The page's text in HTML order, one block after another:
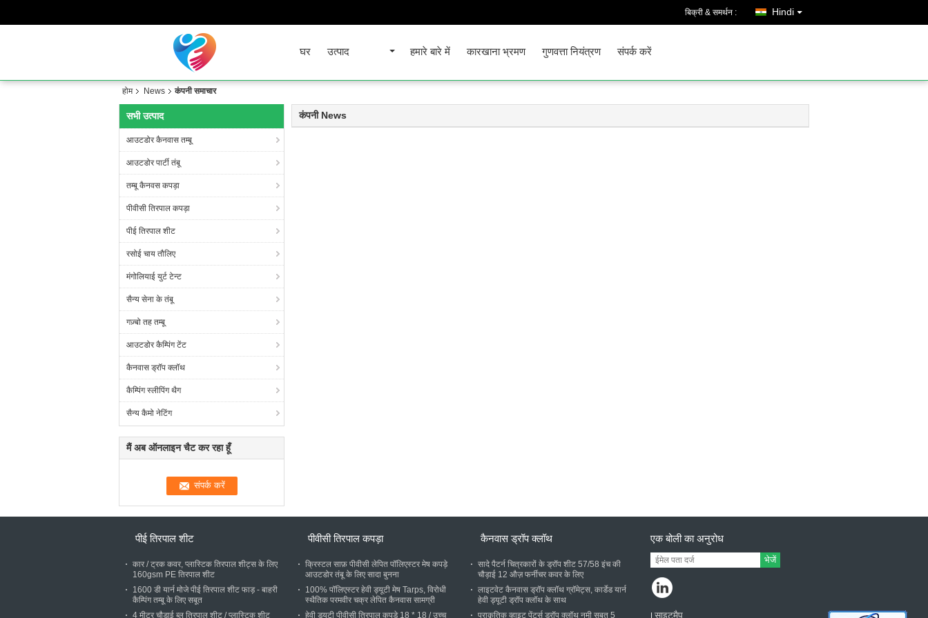
बिक्री & समर्थन : Hindi
घर उत्पाद हमारे बारे में कारखाना भ्रमण गुणवत्ता नियंत्रण संपर्क करें
होम News कंपनी समाचार
सभी उत्पाद
आउटडोर कैनवास तम्बू
आउटडोर पार्टी तंबू
तम्बू कैनवस कपड़ा
पीवीसी तिरपाल कपड़ा
पीई तिरपाल शीट
रसोई चाय तौलिए
मंगोलियाई युर्ट टेन्ट
सैन्य सेना के तंबू
गज़्बो तह तम्बू
आउटडोर कैम्पिंग टेंट
कैनवास ड्रॉप क्लॉथ
कैम्पिंग स्लीपिंग थैग
सैन्य कैमो नेटिंग
मैं अब ऑनलाइन चैट कर रहा हूँ
कंपनी News
पीई तिरपाल शीट
कार / ट्रक कवर, प्लास्टिक तिरपाल शीट्स के लिए
160gsm PE तिरपाल शीट
1600 डी यार्न मोजे पीई तिरपाल शीट फाड़ - बाहरी
कैम्पिंग तम्बू के लिए सबूत
4 मीटर चौड़ाई ब्लू तिरपाल शीट / प्लास्टिक शीट
पीवीसी तिरपाल कपड़ा
क्रिस्टल साफ़ पीवीसी लेपित पॉलिएस्टर मेष कपड़े
आउटडोर तंबू के लिए सादा बुनना
100% पॉलिएस्टर हेवी ड्यूटी मेष Tarps, विरोधी
स्थैतिक परमवीर चक्र लेपित कैनवास सामग्री
हेवी ड्यूटी पीवीसी तिरपाल कपड़े 18 * 18 / उच्च
कैनवास ड्रॉप क्लॉथ
सादे पैटर्न चित्रकारों के ड्रॉप शीट 57/58 इंच की
चौड़ाई 12 औज़ फर्नीचर कवर के लिए
लाइटवेट कैनवास ड्रॉप क्लॉथ ग्रॉमेट्स, कार्डेड यार्न
हेवी ड्यूटी ड्रॉप क्लॉथ के साथ
प्राकृतिक व्हाइट पेंटर्स ड्रॉप क्लॉथ नमी सबूत 5
एक बोली का अनुरोध
भेजें
| साइटमैप